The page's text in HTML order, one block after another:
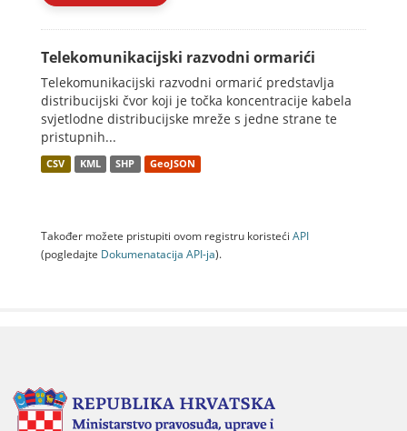
Telekomunikacijski razvodni ormarići
Telekomunikacijski razvodni ormarić predstavlja
distribucijski čvor koji je točka koncentracije kabela
svjetlodne distribucijske mreže s jedne strane te
pristupnih...
CSV KML SHP GeoJSON
Također možete pristupiti ovom registru koristeći API
(pogledajte Dokumenаtаcijа API-jа).